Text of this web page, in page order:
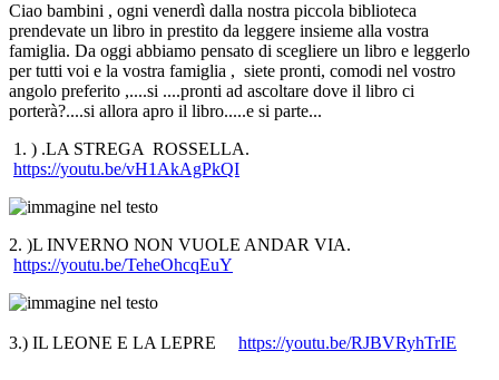
Ciao bambini , ogni venerdì dalla nostra piccola biblioteca
prendevate un libro in prestito da leggere insieme alla vostra
famiglia. Da oggi abbiamo pensato di scegliere un libro e leggerlo
per tutti voi e la vostra famiglia , siete pronti, comodi nel vostro
angolo preferito ,....si ....pronti ad ascoltare dove il libro ci
porterà?....si allora apro il libro.....e si parte...
1. ) .LA STREGA ROSSELLA.
https://youtu.be/vH1AkAgPkQI
2. )L INVERNO NON VUOLE ANDAR VIA.
https://youtu.be/TeheOhcqEuY
3.) IL LEONE E LA LEPRE https://youtu.be/RJBVRyhTrIE